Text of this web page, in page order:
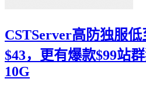
CSTServer高防独服
$43，更有爆款$99​站
10G